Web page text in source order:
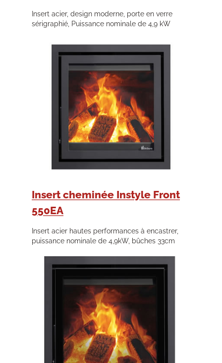
Insert acier, design moderne, porte en verre
sérigraphié, Puissance nominale de 4,9 kW
Insert cheminée Instyle Front
550EA
Insert acier hautes performances à encastrer,
puissance nominale de 4,9kW, bûches 33cm